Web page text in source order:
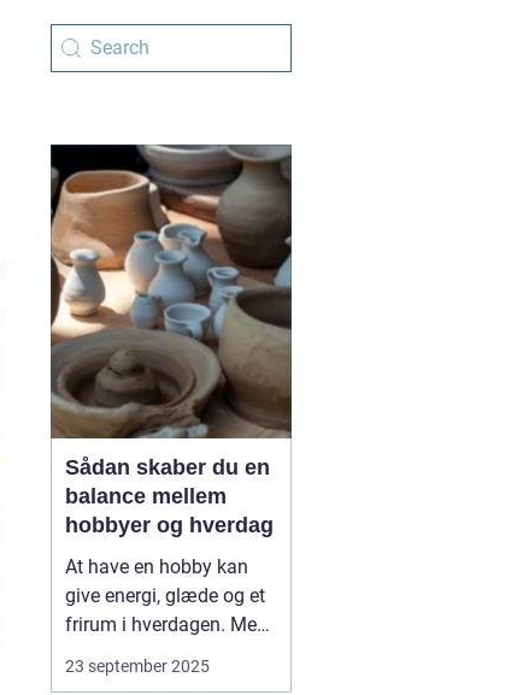
Sådan skaber du en
balance mellem
hobbyer og hverdag
At have en hobby kan
give energi, glæde og et
frirum i hverdagen. Men
midt i arbejde, studier,
familie og praktiske
23 september 2025